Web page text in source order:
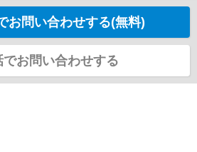
お問い合わせする(無料)
でお問い合わせする